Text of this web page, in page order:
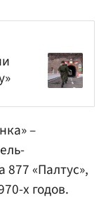
–
877 «Палтус»,
х годов.